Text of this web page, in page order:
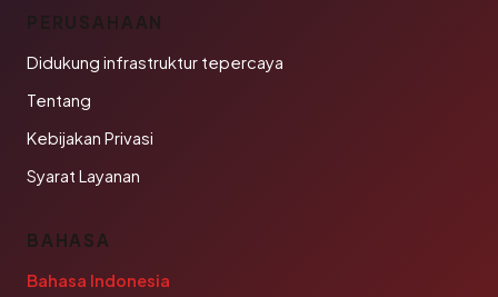
PERUSAHAAN
Didukung infrastruktur tepercaya
Tentang
Kebijakan Privasi
Syarat Layanan
BAHASA
Bahasa Indonesia